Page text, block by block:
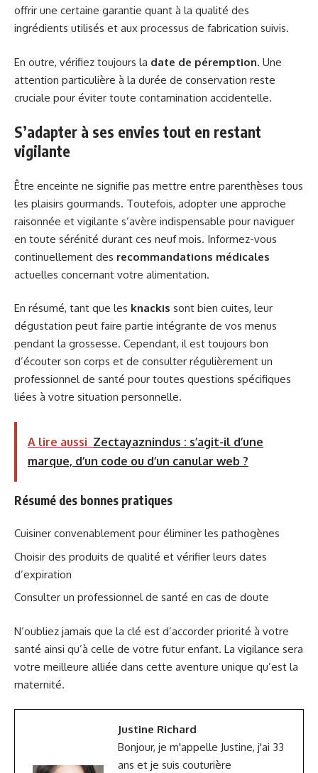
offrir une certaine garantie quant à la qualité des
ingrédients utilisés et aux processus de fabrication suivis.
En outre, vérifiez toujours la date de péremption. Une
attention particulière à la durée de conservation reste
cruciale pour éviter toute contamination accidentelle.
S’adapter à ses envies tout en restant
vigilante
Être enceinte ne signifie pas mettre entre parenthèses tous
les plaisirs gourmands. Toutefois, adopter une approche
raisonnée et vigilante s’avère indispensable pour naviguer
en toute sérénité durant ces neuf mois. Informez-vous
continuellement des recommandations médicales
actuelles concernant votre alimentation.
En résumé, tant que les knackis sont bien cuites, leur
dégustation peut faire partie intégrante de vos menus
pendant la grossesse. Cependant, il est toujours bon
d’écouter son corps et de consulter régulièrement un
professionnel de santé pour toutes questions spécifiques
liées à votre situation personnelle.
A lire aussi Zectayaznindus : s’agit-il d’une
marque, d’un code ou d’un canular web ?
Résumé des bonnes pratiques
Cuisiner convenablement pour éliminer les pathogènes
Choisir des produits de qualité et vérifier leurs dates
d’expiration
Consulter un professionnel de santé en cas de doute
N’oubliez jamais que la clé est d’accorder priorité à votre
santé ainsi qu’à celle de votre futur enfant. La vigilance sera
votre meilleure alliée dans cette aventure unique qu’est la
maternité.
Justine Richard
Bonjour, je m'appelle Justine, j'ai 33
ans et je suis couturière